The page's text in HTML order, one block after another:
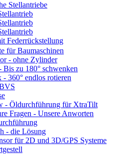
Stellantriebe
Federrückstellung
für Baumaschinen
- ohne Zylinder
Bis zu 180° schwenken
360° endlos rotieren
- Öldurchführung für XtraTilt
Fragen - Unsere Anworten
- die Lösung
für 2D und 3D/GPS Systeme